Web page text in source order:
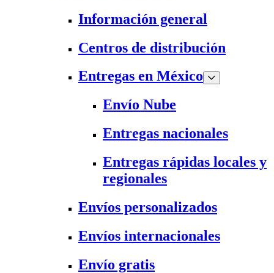
Información general
Centros de distribución
Entregas en México
Envío Nube
Entregas nacionales
Entregas rápidas locales y
regionales
Envíos personalizados
Envíos internacionales
Envío gratis